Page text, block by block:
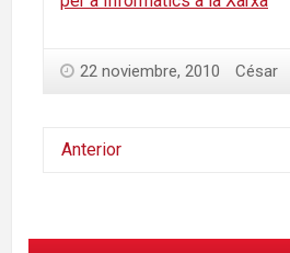
22 noviembre, 2010 César
Anterior